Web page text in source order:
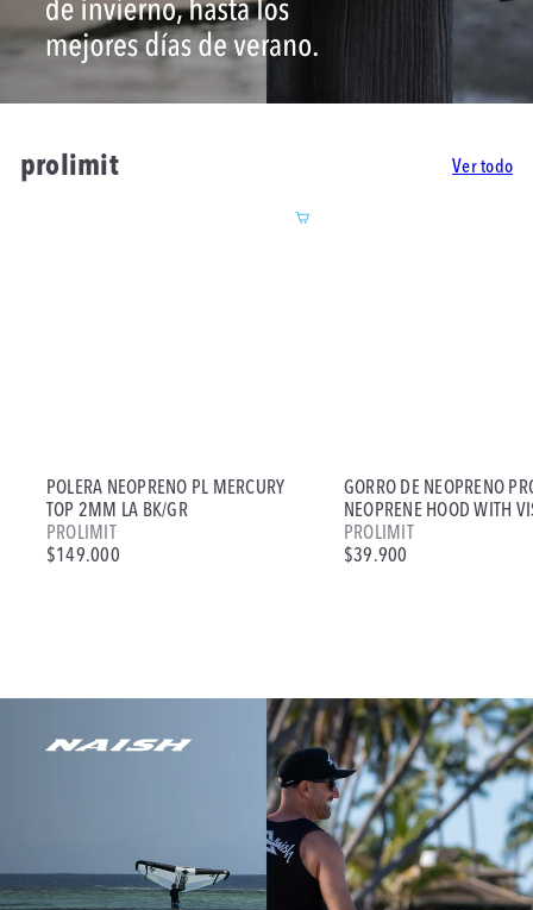
prolimit Ver todo
Agregar al carrito
POLERA NEOPRENO PL MERCURY
TOP 2MM LA BK/GR
PROLIMIT
$149.000
GORRO DE NEOPRENO
NEOPRENE HOOD WITH
PROLIMIT
$39.900